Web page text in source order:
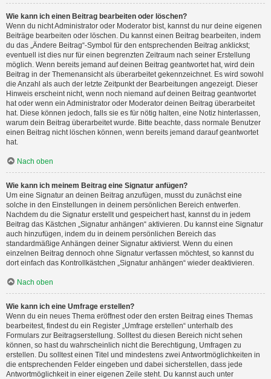
Wie kann ich einen Beitrag bearbeiten oder löschen?
Wenn du nicht Administrator oder Moderator bist, kannst du nur deine eigenen
Beiträge bearbeiten oder löschen. Du kannst einen Beitrag bearbeiten, indem
du das „Ändere Beitrag“-Symbol für den entsprechenden Beitrag anklickst;
eventuell ist dies nur für einen begrenzten Zeitraum nach seiner Erstellung
möglich. Wenn bereits jemand auf deinen Beitrag geantwortet hat, wird dein
Beitrag in der Themenansicht als überarbeitet gekennzeichnet. Es wird sowohl
die Anzahl als auch der letzte Zeitpunkt der Bearbeitungen angezeigt. Dieser
Hinweis erscheint nicht, wenn noch niemand auf deinen Beitrag geantwortet
hat oder wenn ein Administrator oder Moderator deinen Beitrag überarbeitet
hat. Diese können jedoch, falls sie es für nötig halten, eine Notiz hinterlassen,
warum dein Beitrag überarbeitet wurde. Bitte beachte, dass normale Benutzer
einen Beitrag nicht löschen können, wenn bereits jemand darauf geantwortet
hat.
Nach oben
Wie kann ich meinem Beitrag eine Signatur anfügen?
Um eine Signatur an deinen Beitrag anzufügen, musst du zunächst eine
solche in den Einstellungen in deinem persönlichen Bereich entwerfen.
Nachdem du die Signatur erstellt und gespeichert hast, kannst du in jedem
Beitrag das Kästchen „Signatur anhängen“ aktivieren. Du kannst eine Signatur
auch hinzufügen, indem du in deinem persönlichen Bereich das
standardmäßige Anhängen deiner Signatur aktivierst. Wenn du einen
einzelnen Beitrag dennoch ohne Signatur verfassen möchtest, so kannst du
dort einfach das Kontrollkästchen „Signatur anhängen“ wieder deaktivieren.
Nach oben
Wie kann ich eine Umfrage erstellen?
Wenn du ein neues Thema eröffnest oder den ersten Beitrag eines Themas
bearbeitest, findest du ein Register „Umfrage erstellen“ unterhalb des
Formulars zur Beitragserstellung. Solltest du diesen Bereich nicht sehen
können, so hast du wahrscheinlich nicht die Berechtigung, Umfragen zu
erstellen. Du solltest einen Titel und mindestens zwei Antwortmöglichkeiten in
die entsprechenden Felder eingeben und dabei sicherstellen, dass jede
Antwortmöglichkeit in einer eigenen Zeile steht. Du kannst auch unter